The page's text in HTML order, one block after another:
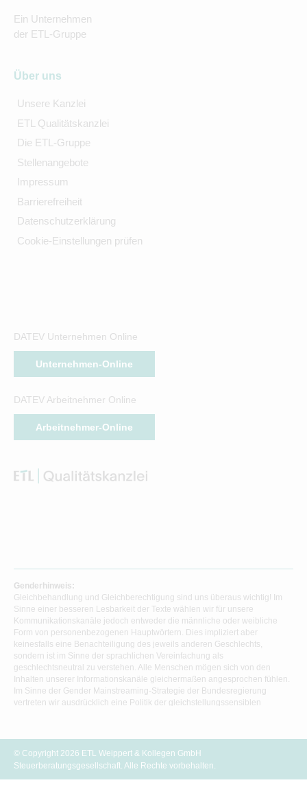
Ein Unternehmen
der ETL-Gruppe
Über uns
Unsere Kanzlei
ETL Qualitätskanzlei
Die ETL-Gruppe
Stellenangebote
Impressum
Barrierefreiheit
Datenschutzerklärung
Cookie-Einstellungen prüfen
DATEV Unternehmen Online
Unternehmen-Online
DATEV Arbeitnehmer Online
Arbeitnehmer-Online
Genderhinweis:
Gleichbehandlung und Gleichberechtigung sind uns überaus wichtig! Im
Sinne einer besseren Lesbarkeit der Texte wählen wir für unsere
Kommunikationskanäle jedoch entweder die männliche oder weibliche
Form von personenbezogenen Hauptwörtern. Dies impliziert aber
keinesfalls eine Benachteiligung des jeweils anderen Geschlechts,
sondern ist im Sinne der sprachlichen Vereinfachung als
geschlechtsneutral zu verstehen. Alle Menschen mögen sich von den
Inhalten unserer Informationskanäle gleichermaßen angesprochen fühlen.
Im Sinne der Gender Mainstreaming-Strategie der Bundesregierung
vertreten wir ausdrücklich eine Politik der gleichstellungssensiblen
© Copyright 2026 ETL Weippert & Kollegen GmbH
Steuerberatungsgesellschaft. Alle Rechte vorbehalten.